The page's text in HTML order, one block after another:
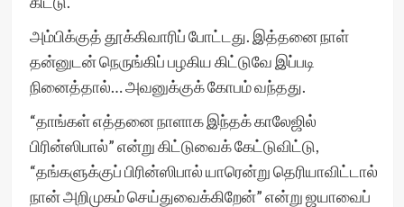
அம்பிக்குத் தூக்கிவாரிப் போட்டது. இத்தனை நாள்
தன்னுடன் நெருங்கிப் பழகிய கிட்டுவே இப்படி
நினைத்தால்… அவனுக்குக் கோபம் வந்தது.
“தாங்கள் எத்தனை நாளாக இந்தக் காலேஜில்
பிரின்ஸிபால்” என்று கிட்டுவைக் கேட்டுவிட்டு,
“தங்களுக்குப் பிரின்ஸிபால் யாரென்று தெரியாவிட்டால்
நான் அறிமுகம் செய்துவைக்கிறேன்” என்று ஜயாவைப்